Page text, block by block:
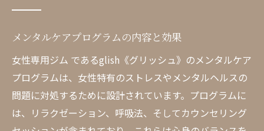
メンタルケアプログラムの内容と効果
女性専用ジム であるglish《グリッシュ》のメンタルケア
プログラムは、女性特有のストレスやメンタルヘルスの
問題に対処するために設計されています。プログラムに
は、リラクゼーション、呼吸法、そしてカウンセリング